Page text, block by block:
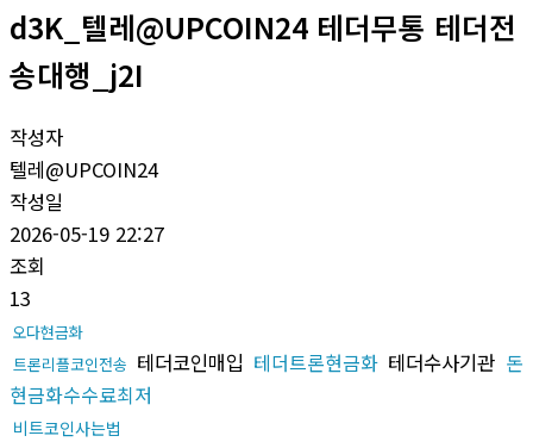
d3K_텔레@UPCOIN24 테더무통 테더전
송대행_j2I
작성자
텔레@UPCOIN24
작성일
2026-05-19 22:27
조회
13
오다현금화
트론리플코인전송 테더코인매입 테더트론현금화 테더수사기관 돈
현금화수수료최저
비트코인사는법